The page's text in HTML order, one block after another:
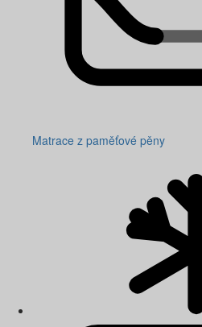
Matrace z paměťové pěny